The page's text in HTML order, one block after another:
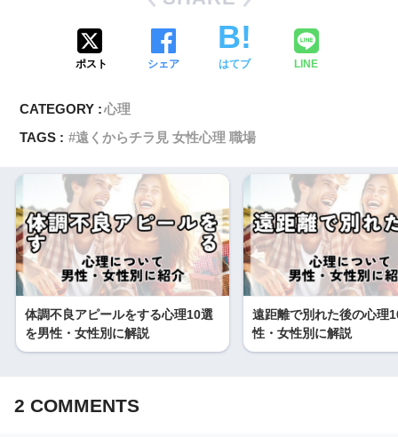
ポスト シェア はてブ LINE
CATEGORY :心理
TAGS :
遠くからチラ見 女性心理 職場
体調不良アピールをする心理10選
を男性・女性別に解説
遠距離で別れた後の心理
性・女性別に解説
2 COMMENTS